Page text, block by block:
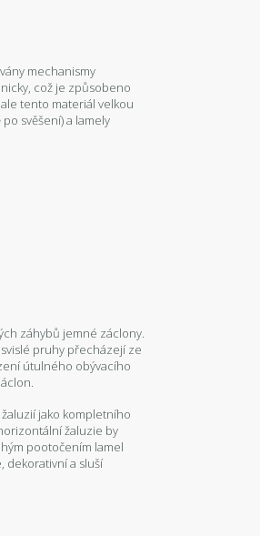
mechanismy
což je způsobeno
tento materiál velkou
svěšení) a lamely
záhybů jemné záclony.
pruhy přecházejí ze
útulného obývacího
jako kompletního
žaluzie by
pootočením lamel
dekorativní a sluší